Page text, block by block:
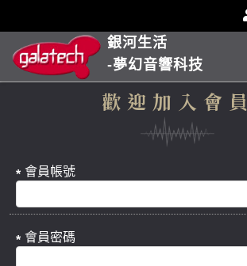
銀河生活
-夢幻音響科技
歡迎加入會員
會員帳號
會員密碼